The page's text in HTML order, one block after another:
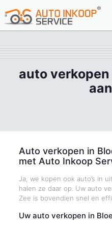
auto
Auto verkopen in
met Auto Inkoop
Ja, we kopen ook auto’s in
halen ze daar op. Uw auto
Zee is bovendien snel en
Uw auto verkopen in